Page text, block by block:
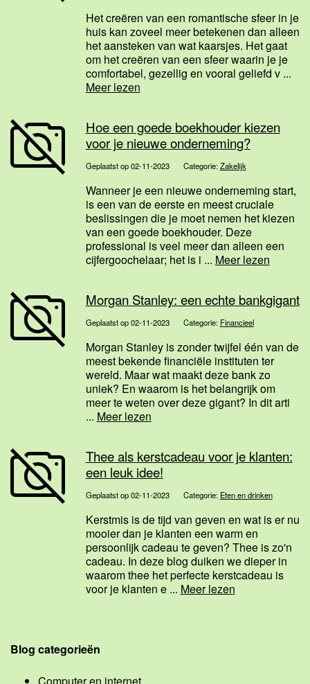
Het creëren van een romantische sfeer in je
huis kan zoveel meer betekenen dan alleen
het aansteken van wat kaarsjes. Het gaat
om het creëren van een sfeer waarin je je
comfortabel, gezellig en vooral geliefd v ...
Meer lezen
Hoe een goede boekhouder kiezen
voor je nieuwe onderneming?
Geplaatst op 02-11-2023 Categorie:Zakelijk
Wanneer je een nieuwe onderneming start,
is een van de eerste en meest cruciale
beslissingen die je moet nemen het kiezen
van een goede boekhouder. Deze
professional is veel meer dan alleen een
cijfergoochelaar; het is i ... Meer lezen
Morgan Stanley: een echte bankgigant
Geplaatst op 02-11-2023 Categorie: Financieel
Morgan Stanley is zonder twijfel één van de
meest bekende financiële instituten ter
wereld. Maar wat maakt deze bank zo
uniek? En waarom is het belangrijk om
meer te weten over deze gigant? In dit arti
... Meer lezen
Thee als kerstcadeau voor je klanten:
een leuk idee!
Geplaatst op 02-11-2023 Categorie: Eten en drinken
Kerstmis is de tijd van geven en wat is er nu
mooier dan je klanten een warm en
persoonlijk cadeau te geven? Thee is zo'n
cadeau. In deze blog duiken we dieper in
waarom thee het perfecte kerstcadeau is
voor je klanten e ... Meer lezen
Blog categorieën